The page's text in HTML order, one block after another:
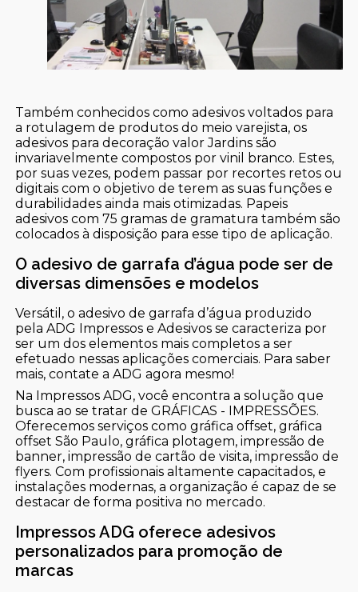
Também conhecidos como adesivos voltados para
a rotulagem de produtos do meio varejista, os
adesivos para decoração valor Jardins são
invariavelmente compostos por vinil branco. Estes,
por suas vezes, podem passar por recortes retos ou
digitais com o objetivo de terem as suas funções e
durabilidades ainda mais otimizadas. Papeis
adesivos com 75 gramas de gramatura também são
colocados à disposição para esse tipo de aplicação.
O adesivo de garrafa d’água pode ser de
diversas dimensões e modelos
Versátil, o adesivo de garrafa d’água produzido
pela ADG Impressos e Adesivos se caracteriza por
ser um dos elementos mais completos a ser
efetuado nessas aplicações comerciais. Para saber
mais, contate a ADG agora mesmo!
Na Impressos ADG, você encontra a solução que
busca ao se tratar de GRÁFICAS - IMPRESSÕES.
Oferecemos serviços como gráfica offset, gráfica
offset São Paulo, gráfica plotagem, impressão de
banner, impressão de cartão de visita, impressão de
flyers. Com profissionais altamente capacitados, e
instalações modernas, a organização é capaz de se
destacar de forma positiva no mercado.
Impressos ADG oferece adesivos
personalizados para promoção de
marcas